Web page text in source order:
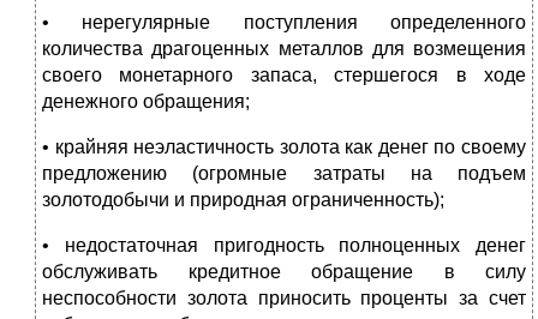
• нерегулярные поступления определенного
количества драгоцен­ных металлов для возмещения
своего монетарного запаса, стершегося в ходе
денежного обращения;
• крайняя неэластичность золота как денег по своему
предложению (огромные затраты на подъем
золотодобычи и природная ограничен­ность);
• недостаточная пригодность полноценных денег
обслуживать кре­дитное обращение в силу
неспособности золота приносить проценты за счет